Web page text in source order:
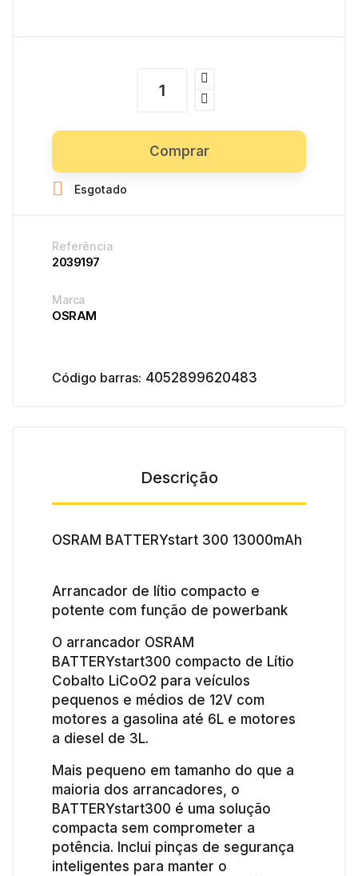
Comprar
 Esgotado
Referência
2039197
Marca
OSRAM
Código barras: 4052899620483
Descrição
OSRAM BATTERYstart 300 13000mAh
Arrancador de lítio compacto e
potente com função de powerbank
O arrancador OSRAM
BATTERYstart300 compacto de Lítio
Cobalto LiCoO2 para veículos
pequenos e médios de 12V com
motores a gasolina até 6L e motores
a diesel de 3L.
Mais pequeno em tamanho do que a
maioria dos arrancadores, o
BATTERYstart300 é uma solução
compacta sem comprometer a
potência. Inclui pinças de segurança
inteligentes para manter o